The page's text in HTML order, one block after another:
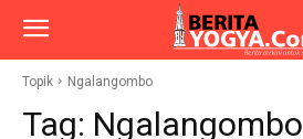
Topik Ngalangombo
Tag: Ngalangombo